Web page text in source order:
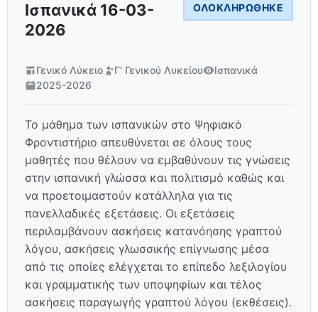
Ισπανικά 16-03-
2026
ΟΛΟΚΛΗΡΏΘΗΚΕ
Γενικό Λύκειο Γ' Γενικού Λυκείου
Ισπανικά
2025-2026
Το μάθημα των ισπανικών στο Ψηφιακό
Φροντιστήριο απευθύνεται σε όλους τους
μαθητές που θέλουν να εμβαθύνουν τις γνώσεις
στην ισπανική γλώσσα και πολιτισμό καθώς και
να προετοιμαστούν κατάλληλα για τις
πανελλαδικές εξετάσεις. Οι εξετάσεις
περιλαμβάνουν ασκήσεις κατανόησης γραπτού
λόγου, ασκήσεις γλωσσικής επίγνωσης μέσα
από τις οποίες ελέγχεται το επίπεδο λεξιλογίου
και γραμματικής των υποψηφίων και τέλος
ασκήσεις παραγωγής γραπτού λόγου (εκθέσεις).